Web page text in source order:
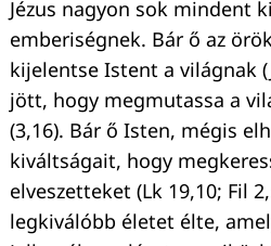
Jézus nagyon sok mindent
emberiségnek. Bár ő az
kijelentse Istent a világnak
jött, hogy megmutassa a
(3,16). Bár ő Isten, mégis
kiváltságait, hogy
elveszetteket (Lk 19,10; Fil
legkiválóbb életet élte,
Keresés: